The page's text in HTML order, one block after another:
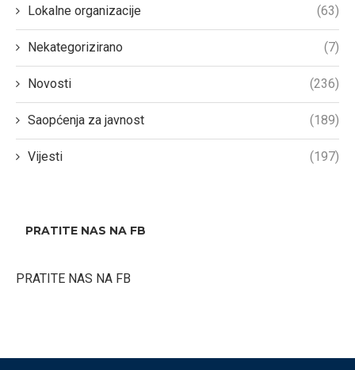
Lokalne organizacije (63)
Nekategorizirano (7)
Novosti (236)
Saopćenja za javnost (189)
Vijesti (197)
PRATITE NAS NA FB
PRATITE NAS NA FB